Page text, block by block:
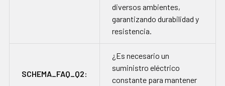
diversos ambientes,
garantizando durabilidad y
resistencia.
SCHEMA_FAQ_Q2:
¿Es necesario un
suministro eléctrico
constante para mantener